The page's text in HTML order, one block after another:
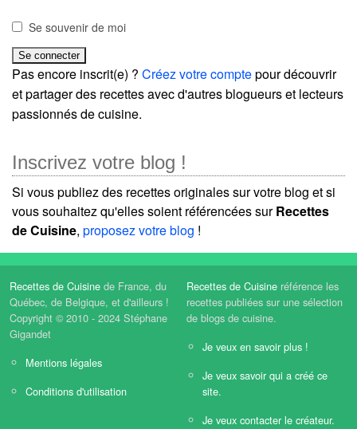
Se souvenir de moi
Pas encore inscrit(e) ? Créez votre comptepour découvrir
et partager des recettes avec d'autres blogueurs et lecteurs
passionnés de cuisine.
Inscrivez votre blog !
Si vous publiez des recettes originales sur votre blog et si
vous souhaitez qu'elles soient référencées surRecettes
de Cuisine, proposez votre blog !
Recettes de Cuisine de France, du
Québec, de Belgique, et d'ailleurs !
Copyright © 2010 - 2024 Stéphane
Gigandet
Mentions légales
Conditions d'utilisation
Recettes de Cuisine référence les
recettes publiées sur une sélection
de blogs de cuisine.
Je veux en savoir plus !
Je veux savoir qui a créé ce
site.
Je veux contacter le créateur.